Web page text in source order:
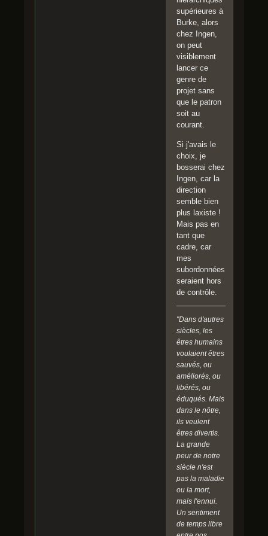
supérieures à
Burke, alors
chez Ingen,
on peut
visiblement
lancer ce
genre de
projet sans
que le patron
soit au
courant.
Si j'avais le
choix, je
bosserai chez
Ingen, car la
direction
semble bien
plus laxiste !
Mais pas en
tant que
cadre, car
mes
subordonnées
seraient hors
de contrôle.
"Dans d'autres
siècles, les
êtres humains
voulaient êtres
sauvés, ou
améliorés, ou
libérés, ou
éduqués. Mais
dans le nôtre,
ils veulent
êtres divertis.
La grande
peur de notre
siècle n'est
pas la maladie
ou la mort,
mais l'ennui.
Un sentiment
de temps libre